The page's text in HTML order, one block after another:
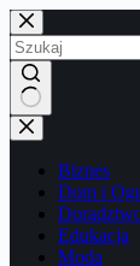
Przejdź
do
treści
Brak
wyników
Biznes
Dom i
Edukacja
Moda